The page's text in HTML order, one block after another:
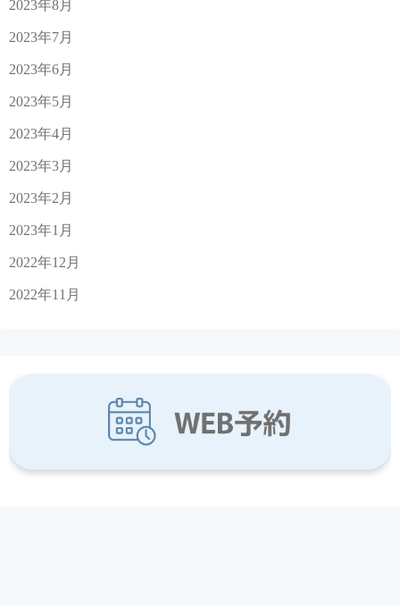
2023年8月
2023年7月
2023年6月
2023年5月
2023年4月
2023年3月
2023年2月
2023年1月
2022年12月
2022年11月